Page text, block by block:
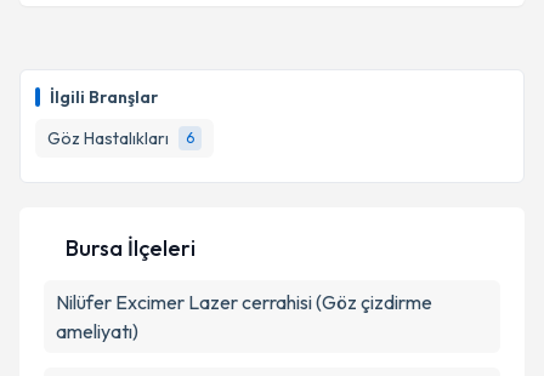
İlgili Branşlar
Göz Hastalıkları
6
takvim hazırlandığında e-posta ile bilgilendireceğiz.
E-posta Adresiniz
Metni'ni okudum ve kişisel verilerimin belirtilen
kapsamda işlenmesini kabul ediyorum.
Bursa İlçeleri
Nilüfer Excimer Lazer cerrahisi (Göz çizdirme
ameliyatı)